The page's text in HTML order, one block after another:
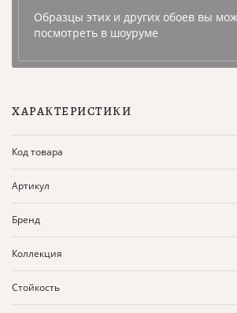
Образцы этих и других обоев вы
посмотреть в шоуруме
ХАРАКТЕРИСТИКИ
Код товара
Артикул
Бренд
Коллекция
Стойкость